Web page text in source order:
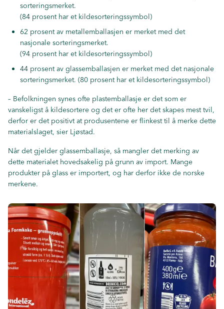
sorteringsmerket.
(84 prosent har et kildesorteringssymbol)
62 prosent av metallemballasjen er merket med det
nasjonale sorteringsmerket.
(94 prosent har et kildesorteringssymbol)
44 prosent av glassemballasjen er merket med det nasjonale
sorteringsmerket. (80 prosent har et kildesorteringssymbol)
– Befolkningen synes ofte plastemballasje er det som er
vanskeligst å kildesortere og det er ofte her det skapes mest tvil,
derfor er det positivt at produsentene er flinkest til å merke dette
materialslaget, sier Ljøstad.
Når det gjelder glassemballasje, så mangler det merking av
dette materialet hovedsakelig på grunn av import. Mange
produkter på glass er importert, og har derfor ikke de norske
merkene.